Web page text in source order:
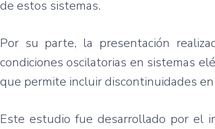
de estos sistemas.
Por su parte, la presentación
condiciones oscilatorias en sistemas
que permite incluir discontinuidades
Este estudio fue desarrollado por el